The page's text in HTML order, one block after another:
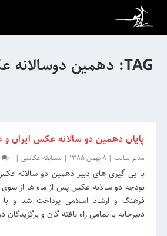
TAG: دهمین دوسالانه
پایان دهمین دو سالانه عکس ایران
مدیر سایت |8 بهمن 1385 |مسابقه عکاسی |
0
با پی گیری های دبیر دهمین دو سالانه
بودجه دو سالانه عکس پس از ماه ها از
فرهنگ و ارشاد اسلامی پرداخت شد و
دبیرخانه با تمامی راه یافته گان و برگزیدگان